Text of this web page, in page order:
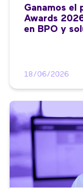
Ganamos el
Awards
en BPO y
18/06/2026